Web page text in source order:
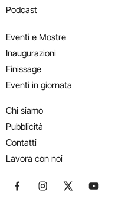
Podcast
Eventi e Mostre
Inaugurazioni
Finissage
Eventi in giornata
Chi siamo
Pubblicità
Contatti
Lavora con noi
Seguici su Facebook
Seguici suSeguici su